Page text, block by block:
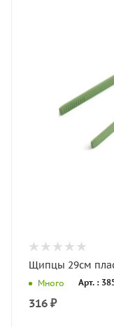
Щипцы 29см
Много Арт. :
316 ₽